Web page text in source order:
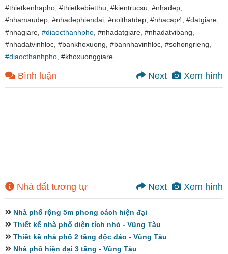
#thietkenhapho, #thietkebietthu, #kientrucsu, #nhadep,
#nhamaudep, #nhadephiendai, #noithatdep, #nhacap4, #datgiare,
#nhagiare, #diaocthanhpho, #nhadatgiare, #nhadatvibang,
#nhadatvinhloc, #bankhoxuong, #bannhavinhloc, #sohongrieng,
#diaocthanhpho, #khoxuonggiare
Bình luận Xem hình
Next
Nhà đất tương tự Xem hình
Next
Nhà phố rộng 5m phong cách hiện đại
Thiết kế nhà phố diện tích nhỏ - Vũng Tàu
Thiết kế nhà phố 2 tầng độc đáo - Vũng Tàu
Nhà phố hiện đại 3 tầng - Vũng Tàu